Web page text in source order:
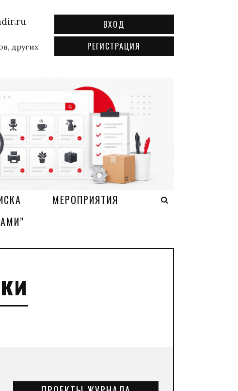
других
ВХОД
РЕГИСТРАЦИЯ
МЕРОПРИЯТИЯ